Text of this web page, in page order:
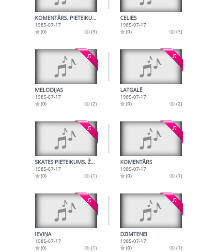
KOMENTĀRS. PIETEIKUMS
1985-07-17
(0)
(3)
CELIES
1985-07-17
(0)
(3)
MELODIJAS
1985-07-17
(0)
(2)
LATGALĒ
1985-07-17
(0)
(2)
SKATES PIETEIKUMS. ŽŪRIJAS KOMISIJAS NOSAUKŠANA.
1985-07-17
(0)
(1)
KOMENTĀRS
1985-07-17
(0)
(1)
IEVIŅA
1985-07-17
(0)
(1)
DZIMTENEI
1985-07-17
(0)
(1)